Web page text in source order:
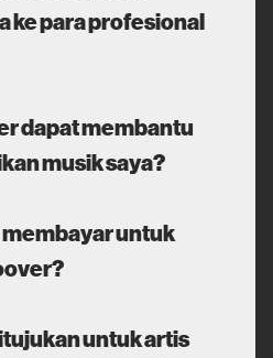
ke para profesional
dapat membantu
musik saya?
untuk
untuk artis